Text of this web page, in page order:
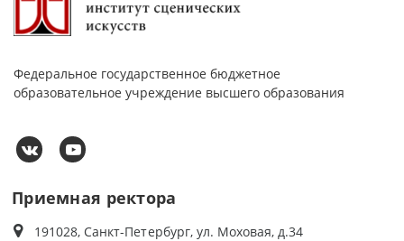
Федеральное государственное бюджетное
образовательное учреждение высшего образования
Приемная ректора
191028, Санкт-Петербург, ул. Моховая, д.34